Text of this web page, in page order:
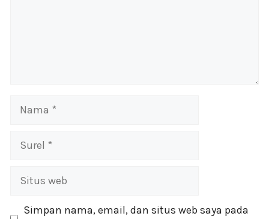
Nama
Surel
Situs
Simpan nama, email, dan situs web saya pada